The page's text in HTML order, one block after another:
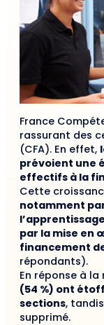
France
rassurant des
(CFA). En effet,
prévoient une
effectifs à la
Cette
notamment
l’apprentissage
par la mise en
financement
répondants).
En réponse à la
(54 %) ont
sections,
supprimé.